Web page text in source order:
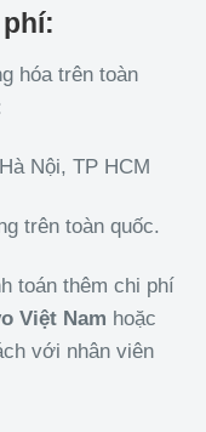
hóa trên toàn
Nội, TP HCM
trên toàn quốc.
toán thêm chi phí
Việt Nam hoặc
với nhân viên